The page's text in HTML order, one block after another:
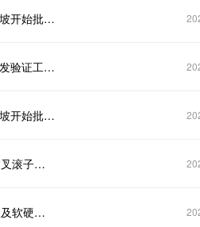
光洋股份：智能机器人RV/谐波减速器轴承已根据客户需求计划逐步爬坡开始批量供货
光洋股份（002708.SZ）：公司机器人RV/谐波减速器轴承等产品的开发验证工作推进顺利，已逐步进入批量配套阶段
光洋股份（002708.SZ）：智能机器人RV/谐波减速器轴承项目逐步爬坡开始批量供货
光洋股份(002708.SZ)：为智能机器人减速器配套的产品主要目前是交叉滚子轴承和组合轴承等
光洋股份(002708.SZ)：公司FPC业务正在对接机器人感应模组用软板及软硬结合板业务